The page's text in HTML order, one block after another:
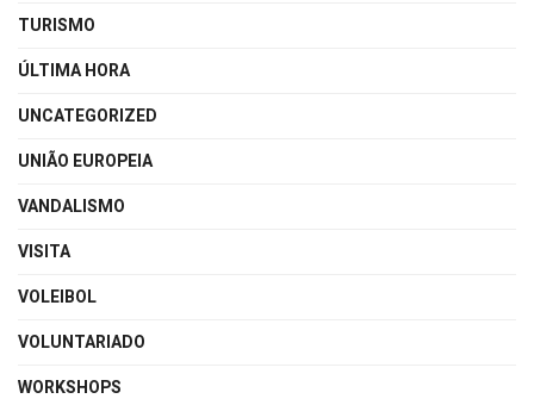
TURISMO
ÚLTIMA HORA
UNCATEGORIZED
UNIÃO EUROPEIA
VANDALISMO
VISITA
VOLEIBOL
VOLUNTARIADO
WORKSHOPS